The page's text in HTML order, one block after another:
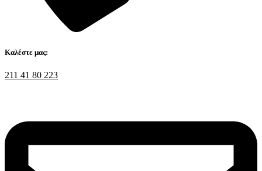
Καλέστε μας:
211 41 80 223